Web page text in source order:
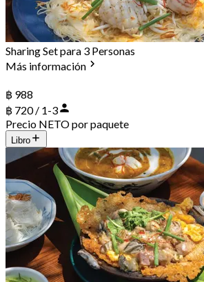
Sharing Set para 3 Personas
Más información
฿ 988
฿ 720 / 1-3
Precio NETO por paquete
Libro